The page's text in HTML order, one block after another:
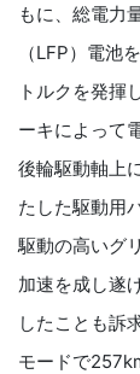
もに、総電力
（LFP）電池
トルクを発揮
ーキによって
後輪駆動軸上
たした駆動用
駆動の高いグ
加速を成し遂
したことも訴
モードで